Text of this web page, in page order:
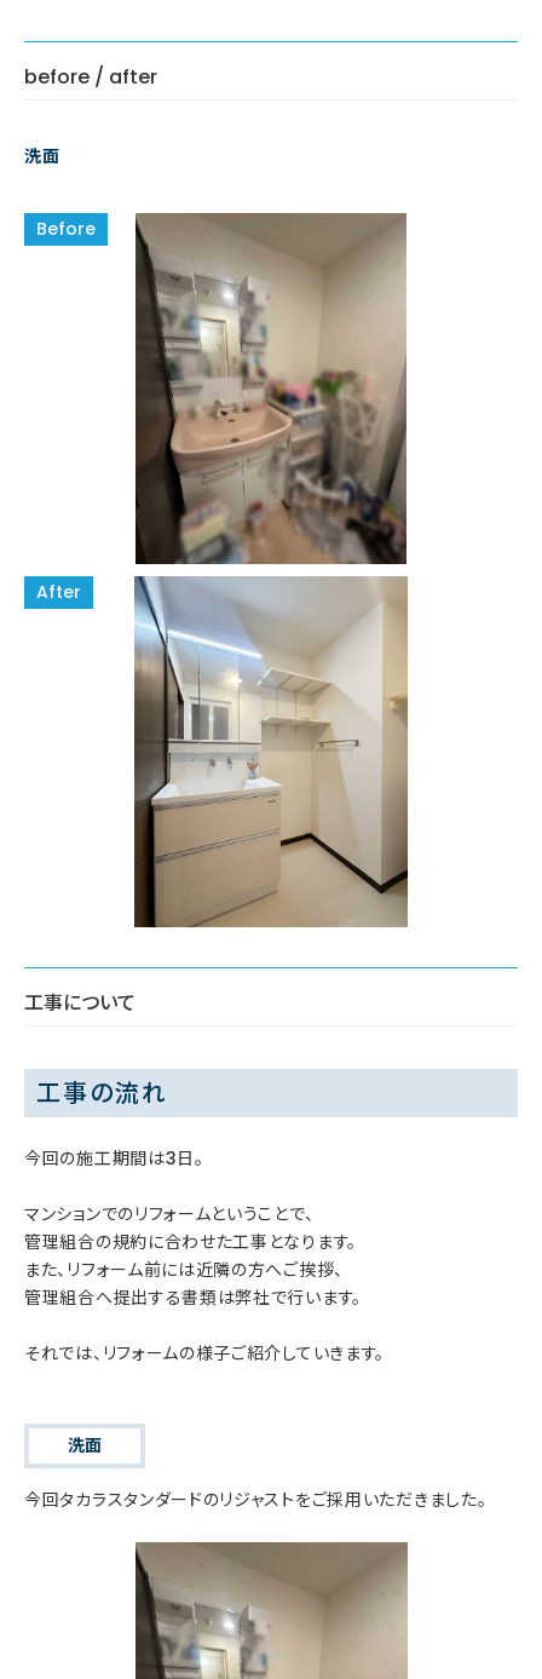
before / after
洗面
工事について
工事の流れ
今回の施工期間は3日。
マンションでのリフォームということで、
管理組合の規約に合わせた工事となります。
また、リフォーム前には近隣の方へご挨拶、
管理組合へ提出する書類は弊社で行います。
それでは、リフォームの様子ご紹介していきます。
洗面
今回タカラスタンダードのリジャストをご採用いただきました。